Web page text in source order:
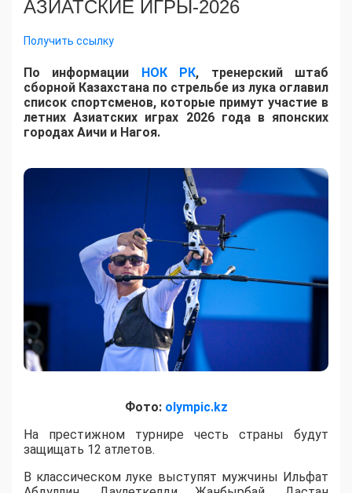
АЗИАТСКИЕ ИГРЫ-2026
Получить ссылку
По информации НОК РК, тренерский штаб
сборной Казахстана по стрельбе из лука оглавил
список спортсменов, которые примут участие в
летних Азиатских играх 2026 года в японских
городах Аичи и Нагоя.
Фото: olympic.kz
На престижном турнире честь страны будут
защищать 12 атлетов.
В классическом луке выступят мужчины Ильфат